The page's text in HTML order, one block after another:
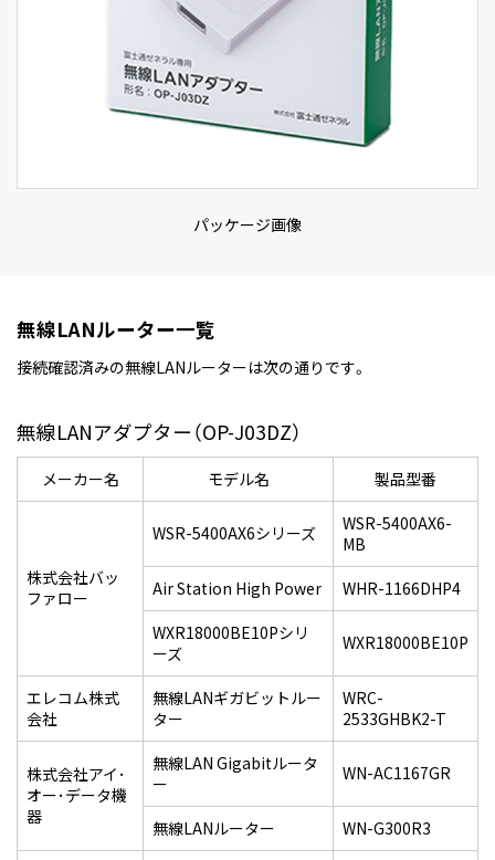
パッケージ画像
無線LANルーター一覧
接続確認済みの無線LANルーターは次の通りです。
無線LANアダプター（OP-J03DZ）
メーカー名 モデル名 製品型番
株式会社バッ
ファロー
WSR-5400AX6シリーズ
WSR-5400AX6-
MB
Air Station High Power
WHR-1166DHP4
WXR18000BE10Pシリ
ーズ
WXR18000BE10P
エレコム株式
会社
無線LANギガビットルー
ター
WRC-
2533GHBK2-T
株式会社アイ･
オー･データ機
器
無線LAN Gigabitルータ
ー
WN-AC1167GR
無線LANルーター WN-G300R3